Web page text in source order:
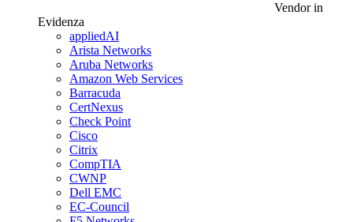
Vendor in
Evidenza
appliedAI
Arista Networks
Aruba Networks
Amazon Web Services
Barracuda
CertNexus
Check Point
Cisco
Citrix
CompTIA
CWNP
Dell EMC
EC-Council